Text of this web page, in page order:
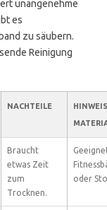
unangenehme
es
zu säubern.
Reinigung
NACHTEILE
Braucht
etwas Zeit
zum
Trocknen.
oder